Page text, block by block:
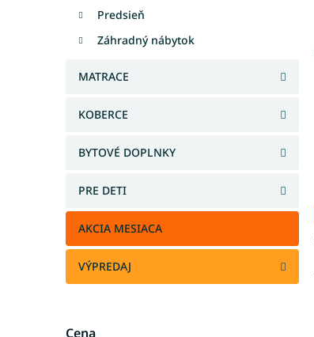
Predsieň
Záhradný nábytok
MATRACE
KOBERCE
BYTOVÉ DOPLNKY
PRE DETI
AKCIA MESIACA
VÝPREDAJ
Cena